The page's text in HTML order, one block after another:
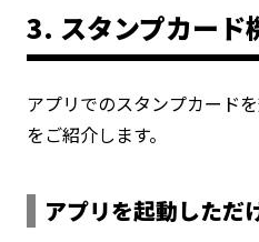
3. スタンプカード
アプリでのスタンプカード
をご紹介します。
アプリを起動しただ